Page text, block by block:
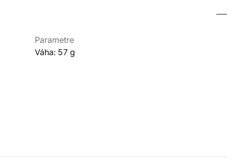
Parametre
Váha: 57 g